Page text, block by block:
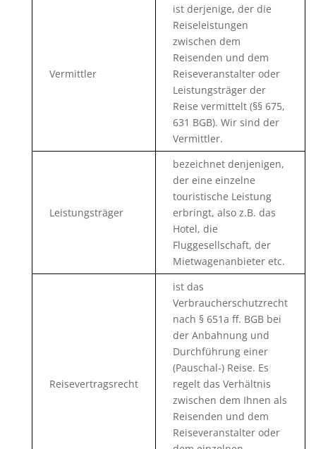
Vermittler
ist derjenige, der die
Reiseleistungen
zwischen dem
Reisenden und dem
Reiseveranstalter oder
Leistungsträger der
Reise vermittelt (§§ 675,
631 BGB). Wir sind der
Vermittler.
Leistungsträger
bezeichnet denjenigen,
der eine einzelne
touristische Leistung
erbringt, also z.B. das
Hotel, die
Fluggesellschaft, der
Mietwagenanbieter etc.
Reisevertragsrecht
ist das
Verbraucherschutzrecht
nach § 651a ff. BGB bei
der Anbahnung und
Durchführung einer
(Pauschal-) Reise. Es
regelt das Verhältnis
zwischen dem Ihnen als
Reisenden und dem
Reiseveranstalter oder